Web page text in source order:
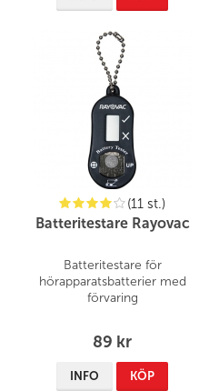
(11 st.)
Batteritestare Rayovac
Batteritestare för
hörapparatsbatterier med
förvaring
89 kr
INFO KÖP